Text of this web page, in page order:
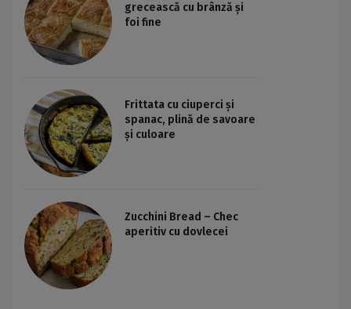
grecească cu brânză și
foi fine
Frittata cu ciuperci și
spanac, plină de savoare
și culoare
Zucchini Bread – Chec
aperitiv cu dovlecei